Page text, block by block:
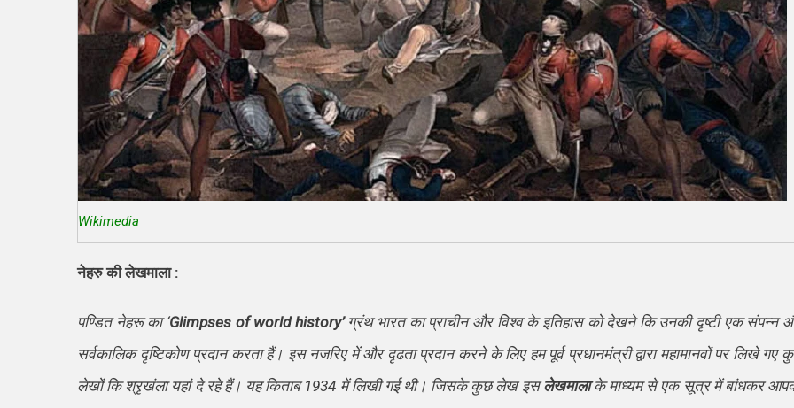
Wikimedia
नेहरु की लेखमाला :
पण्डित नेहरू का ‘Glimpses of world history’ग्रंथ भारत का प्राचीन और विश्व के इतिहास को देखने कि उनकी दृष्टी एक संपन्न
सर्वकालिक दृष्टिकोण प्रदान करता हैं। इस नजरिए में और दृढता प्रदान करने के लिए हम पूर्व प्रधानमंत्री द्वारा महामानवों पर लिखे गए
लेखों कि श्रृखंला यहां दे रहे हैं। यह किताब 1934 में लिखी गई थी। जिसके कुछ लेख इसलेखमालाके माध्यम से एक सूत्र में बांधकर